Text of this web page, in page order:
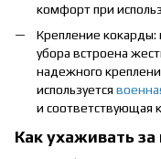
комфорт при
Крепление кокарды:
убора встроена
надежного
используется
и соответствующая
Как ухаживать